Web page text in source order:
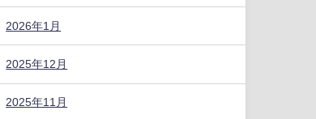
2026年1月
2025年12月
2025年11月